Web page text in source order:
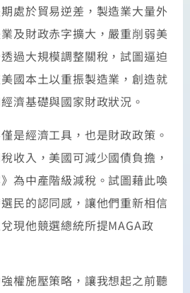
處於貿易逆差，製造業大量外
及財政赤字擴大，嚴重削弱美
過大規模調整關稅，試圖逼迫
國本土以重振製造業，創造就
濟基礎與國家財政狀況。
是經濟工具，也是財政政策。
收入，美國可減少國債負擔，
為中產階級減稅。試圖藉此喚
民的認同感，讓他們重新相信
現他競選總統所提MAGA政
權施壓策略，讓我想起之前聽